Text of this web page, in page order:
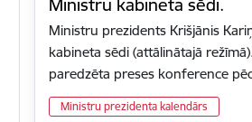
Ministru kabineta sēdi.
Ministru prezidents Krišjānis
kabineta sēdi (attālinātajā
paredzēta preses konference
Ministru prezidenta kalendārs